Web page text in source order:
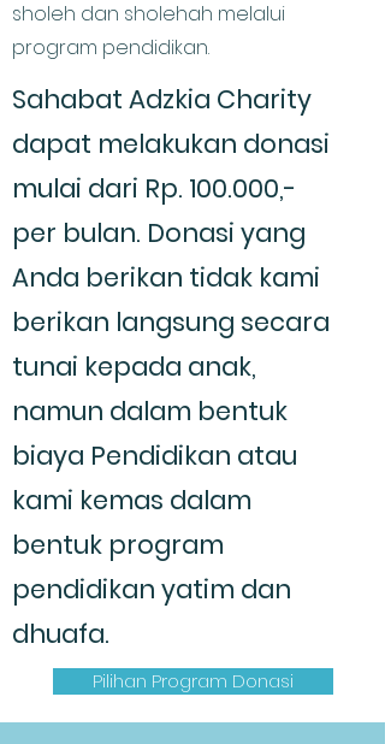
sholeh dan sholehah melalui
program pendidikan.
Sahabat Adzkia Charity
dapat melakukan donasi
mulai dari Rp. 100.000,-
per bulan. Donasi yang
Anda berikan tidak kami
berikan langsung secara
tunai kepada anak,
namun dalam bentuk
biaya Pendidikan atau
kami kemas dalam
bentuk program
pendidikan yatim dan
dhuafa.
Pilihan Program Donasi